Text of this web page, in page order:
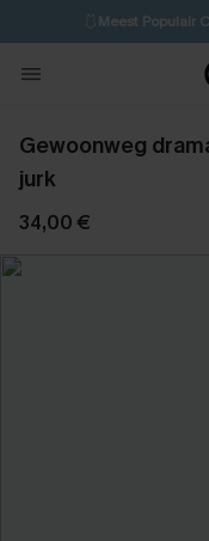
🩱Meest Populair
Koop 3,
Gewoonweg
jurk
34,00 €